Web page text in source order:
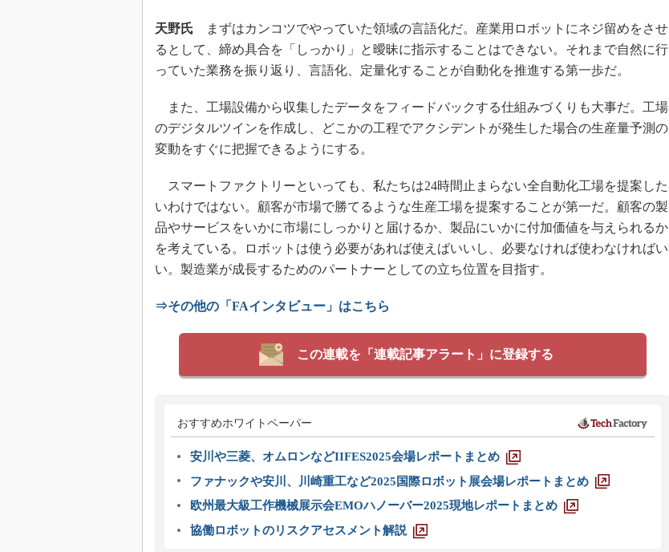
天野氏 まずはカンコツでやっていた領域の言語化だ。産業用ロボットにネジ留めをさせ
るとして、締め具合を「しっかり」と曖昧に指示することはできない。それまで自然に行
っていた業務を振り返り、言語化、定量化することが自動化を推進する第一歩だ。
また、工場設備から収集したデータをフィードバックする仕組みづくりも大事だ。工場
のデジタルツインを作成し、どこかの工程でアクシデントが発生した場合の生産量予測の
変動をすぐに把握できるようにする。
スマートファクトリーといっても、私たちは24時間止まらない全自動化工場を提案した
いわけではない。顧客が市場で勝てるような生産工場を提案することが第一だ。顧客の製
品やサービスをいかに市場にしっかりと届けるか、製品にいかに付加価値を与えられるか
を考えている。ロボットは使う必要があれば使えばいいし、必要なければ使わなければい
い。製造業が成長するためのパートナーとしての立ち位置を目指す。
⇒その他の「FAインタビュー」はこちら
この連載を「連載記事アラート」に登録する
おすすめホワイトペーパー
安川や三菱、オムロンなどIIFES2025会場レポートまとめ
ファナックや安川、川崎重工など2025国際ロボット展会場レポートまとめ
欧州最大級工作機械展示会EMOハノーバー2025現地レポートまとめ
協働ロボットのリスクアセスメント解説